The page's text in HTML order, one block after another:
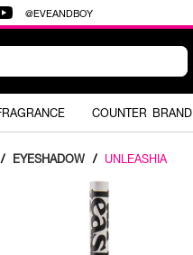
@EVEANDBOY
COUNTER BRAND
/ EYESHADOW / UNLEASHIA